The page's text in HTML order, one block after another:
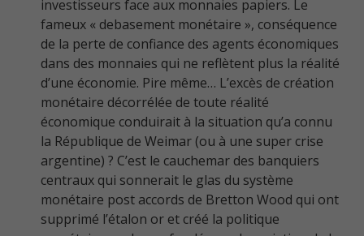
investisseurs face aux monnaies papiers. Le
fameux « debasement monétaire », conséquence
de la perte de confiance des agents économiques
dans des monnaies qui ne reflètent plus la réalité
d’une économie. Pire même… L’excès de création
monétaire décorrélée de toute réalité
économique conduirait à la situation qu’a connu
la République de Weimar (ou à une super crise
argentine) ? C’est le cauchemar des banquiers
centraux qui sonnerait le glas du système
monétaire post accords de Bretton Wood qui ont
supprimé l’étalon or et créé la politique